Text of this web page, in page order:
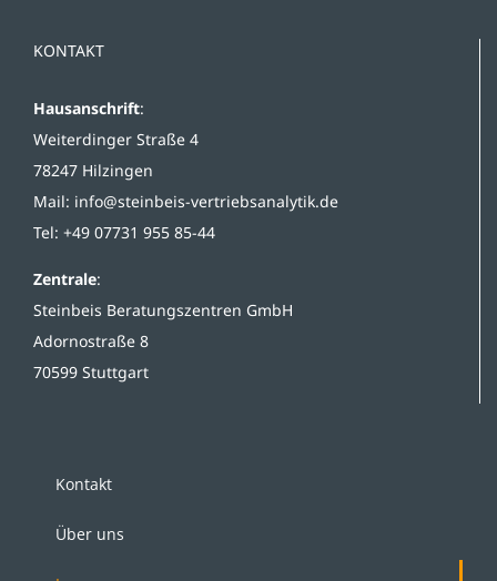
KONTAKT
Hausanschrift:
Weiterdinger Straße 4
78247 Hilzingen
Mail: info@steinbeis-vertriebsanalytik.de
Tel: +49 07731 955 85-44
Zentrale:
Steinbeis Beratungszentren GmbH
Adornostraße 8
70599 Stuttgart
Kontakt
Über uns